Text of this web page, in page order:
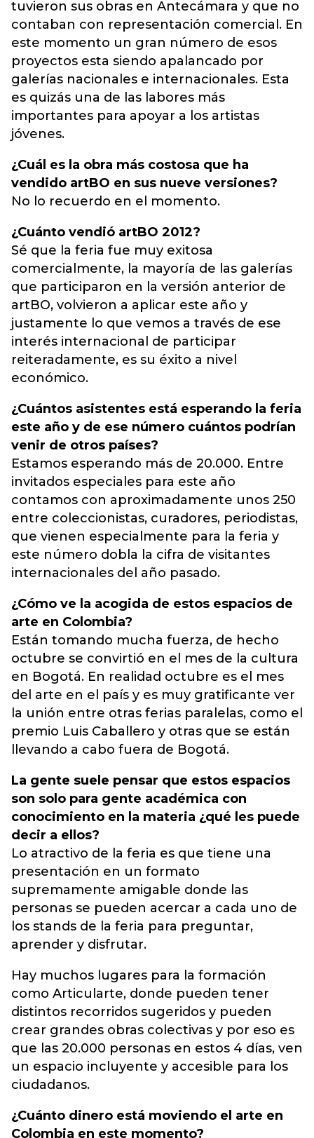
tuvieron sus obras en Antecámara y que no
contaban con representación comercial. En
este momento un gran número de esos
proyectos esta siendo apalancado por
galerías nacionales e internacionales. Esta
es quizás una de las labores más
importantes para apoyar a los artistas
jóvenes.
¿Cuál es la obra más costosa que ha
vendido artBO en sus nueve versiones?
No lo recuerdo en el momento.
¿Cuánto vendió artBO 2012?
Sé que la feria fue muy exitosa
comercialmente, la mayoría de las galerías
que participaron en la versión anterior de
artBO, volvieron a aplicar este año y
justamente lo que vemos a través de ese
interés internacional de participar
reiteradamente, es su éxito a nivel
económico.
¿Cuántos asistentes está esperando la feria
este año y de ese número cuántos podrían
venir de otros países?
Estamos esperando más de 20.000. Entre
invitados especiales para este año
contamos con aproximadamente unos 250
entre coleccionistas, curadores, periodistas,
que vienen especialmente para la feria y
este número dobla la cifra de visitantes
internacionales del año pasado.
¿Cómo ve la acogida de estos espacios de
arte en Colombia?
Están tomando mucha fuerza, de hecho
octubre se convirtió en el mes de la cultura
en Bogotá. En realidad octubre es el mes
del arte en el país y es muy gratificante ver
la unión entre otras ferias paralelas, como el
premio Luis Caballero y otras que se están
llevando a cabo fuera de Bogotá.
La gente suele pensar que estos espacios
son solo para gente académica con
conocimiento en la materia ¿qué les puede
decir a ellos?
Lo atractivo de la feria es que tiene una
presentación en un formato
supremamente amigable donde las
personas se pueden acercar a cada uno de
los stands de la feria para preguntar,
aprender y disfrutar.
Hay muchos lugares para la formación
como Articularte, donde pueden tener
distintos recorridos sugeridos y pueden
crear grandes obras colectivas y por eso es
que las 20.000 personas en estos 4 días, ven
un espacio incluyente y accesible para los
ciudadanos.
¿Cuánto dinero está moviendo el arte en
Colombia en este momento?